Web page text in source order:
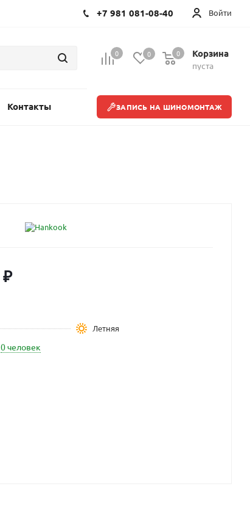
Войти
+7 981 081-08-40
0 0 Корзина
пуста
0
Контакты ЗАПИСЬ НА ШИНОМОНТАЖ
₽
Летняя
0 человек